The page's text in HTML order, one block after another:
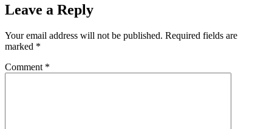
Leave a Reply
Your email address will not be published. Required fields are
marked *
Comment *